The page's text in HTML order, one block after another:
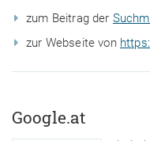
zum Beitrag der
zur Webseite von
Google.at